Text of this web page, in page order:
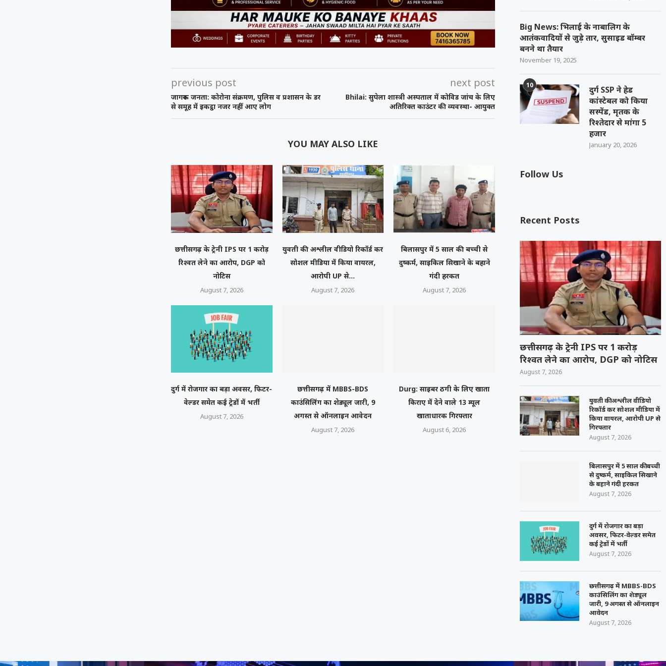
previous post
जागरुक जनता: कोरोना संक्रमण, पुलिस व प्रशासन के डर
से समूह में इकट्ठा नजर नहीं आए लोग
next post
Bhilai: सुपेला शास्त्री अस्पताल में कोविड जांच के लिए
अतिरिक्त काउंटर की व्यवस्था- आयुक्त
YOU MAY ALSO LIKE
छत्तीसगढ़ के ट्रेनी IPS पर 1 करोड़
रिश्वत लेने का आरोप, DGP को
नोटिस
August 7, 2026
युवती की अश्लील वीडियो रिकॉर्ड कर
सोशल मीडिया में किया वायरल,
आरोपी UP से...
August 7, 2026
बिलासपुर में 5 साल की बच्ची से
दुष्कर्म, साइकिल सिखाने के बहाने
गंदी हरकत
August 7, 2026
दुर्ग में रोजगार का बड़ा अवसर, फिटर-
वेल्डर समेत कई ट्रेडों में भर्ती
August 7, 2026
छत्तीसगढ़ में MBBS-BDS
काउंसिलिंग का शेड्यूल जारी, 9
अगस्त से ऑनलाइन आवेदन
August 7, 2026
Durg: साइबर ठगी के लिए खाता
किराए में देने वाले 13 म्यूल
खाताधारक गिरफ्तार
August 6, 2026
Big News: भिलाई के नाबालिग के
आतंकवादियों से जुड़े तार, सुसाइड बॉम्बर
बनने था तैयार
November 19, 2025
10
दुर्ग SSP ने हेड
कांस्टेबल को किया
सस्पेंड, मृतक के
रिश्तेदार से मांगा 5
हजार
January 20, 2026
Follow Us
Recent Posts
छत्तीसगढ़ के ट्रेनी IPS पर 1 करोड़
रिश्वत लेने का आरोप, DGP को नोटिस
August 7, 2026
युवती की अश्लील वीडियो
रिकॉर्ड कर सोशल मीडिया में
किया वायरल, आरोपी UP से
गिरफ्तार
August 7, 2026
बिलासपुर में 5 साल की बच्ची
से दुष्कर्म, साइकिल सिखाने
के बहाने गंदी हरकत
August 7, 2026
दुर्ग में रोजगार का बड़ा
अवसर, फिटर-वेल्डर समेत
कई ट्रेडों में भर्ती
August 7, 2026
छत्तीसगढ़ में MBBS-BDS
काउंसिलिंग का शेड्यूल
जारी, 9 अगस्त से ऑनलाइन
आवेदन
August 7, 2026